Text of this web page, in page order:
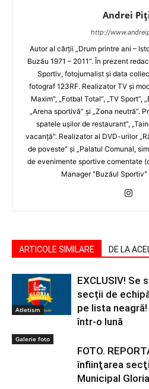
Andrei
http://
Autor al cărţii „Drum printre ani –
Buzău 1971 – 2011”. În prezent
Sportiv, fotojurnalist şi data
fotograf 123RF. Realizator TV şi
Maxim", „Fotbal Total”, „TV Sport”,
„Arena sportivă” şi „Zona neutră”.
spatele uşilor de restaurant”,
vacanţă". Realizator al DVD-urilor
de poveste” şi „Palatul Comunal,
de evenimente sportive comentate
Manager "Buzăul Sportiv"
ARTICOLE SIMILARE DE LA
Atletism
EXCLUSIV! Se
secții de
pe lista
într-o lună
Galerie foto
FOTO.
înfiinţarea
Municipal